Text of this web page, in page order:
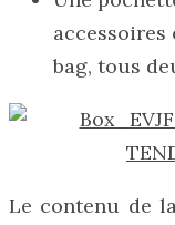
bag, tous
Le contenu de